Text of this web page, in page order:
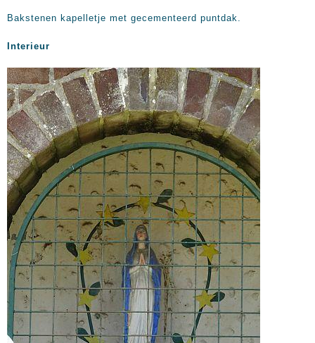
Bakstenen kapelletje met gecementeerd puntdak.
Interieur